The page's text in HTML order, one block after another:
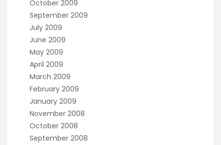
October 2009
September 2009
July 2009
June 2009
May 2009
April 2009
March 2009
February 2009
January 2009
November 2008
October 2008
September 2008